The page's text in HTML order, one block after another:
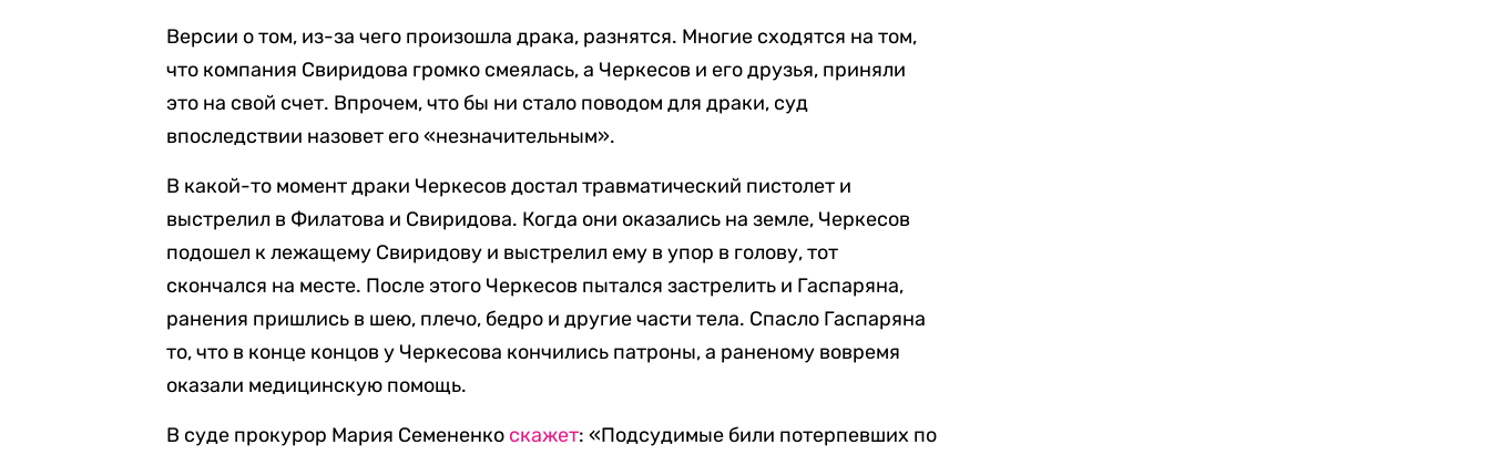
Версии о том, из-за чего произошла драка, разнятся. Многие сходятся на том,
что компания Свиридова громко смеялась, а Черкесов и его друзья, приняли
это на свой счет. Впрочем, что бы ни стало поводом для драки, суд
впоследствии назовет его «незначительным».
В какой-то момент драки Черкесов достал травматический пистолет и
выстрелил в Филатова и Свиридова. Когда они оказались на земле, Черкесов
подошел к лежащему Свиридову и выстрелил ему в упор в голову, тот
скончался на месте. После этого Черкесов пытался застрелить и Гаспаряна,
ранения пришлись в шею, плечо, бедро и другие части тела. Спасло Гаспаряна
то, что в конце концов у Черкесова кончились патроны, а раненому вовремя
оказали медицинскую помощь.
В суде прокурор Мария Семененко скажет: «Подсудимые били потерпевших по